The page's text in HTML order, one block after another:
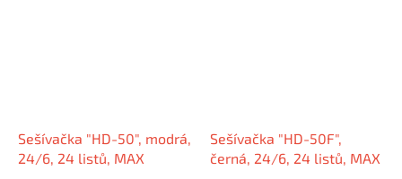
Sešívačka "HD-50", modrá,
24/6, 24 listů, MAX
Sešívačka "HD-50F",
černá, 24/6, 24 listů, MAX